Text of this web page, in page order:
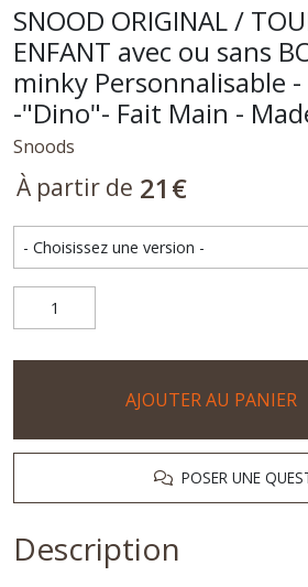
SNOOD ORIGINAL /
ENFANT avec ou sans
minky Personnalisable
-"Dino"- Fait Main -
Snoods
À partir de 21 €
AJOUTER AU PANIER
POSER UNE
Description